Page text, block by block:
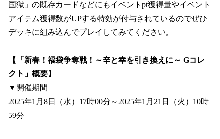
国獄」の既存カードなどにもイベントpt獲得量やイベント
アイテム獲得数がUPする特効が付与されているのでぜひ
デッキに組み込んでプレイしてみてください。
【「新春！福袋争奪戦！～辛と幸を引き換えに～ Gコレ
クト」概要】
▼開催期間
2025年1月8日（水）17時00分～2025年1月21日（火）10時
59分